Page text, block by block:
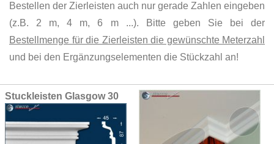
Bestellen der Zierleisten auch nur gerade Zahlen eingeben
(z.B. 2 m, 4 m, 6 m ...). Bitte geben Sie bei der
Bestellmenge für die Zierleisten die gewünschte Meterzahl
und bei den Ergänzungselementen die Stückzahl an!
Grouped
product
Stuckleisten Glasgow 30